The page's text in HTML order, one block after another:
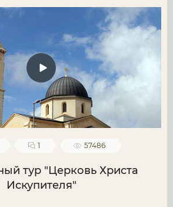
1 57486
тур "Церковь Христа
Искупителя"